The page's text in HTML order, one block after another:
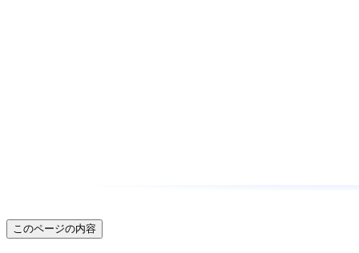
このページの内容